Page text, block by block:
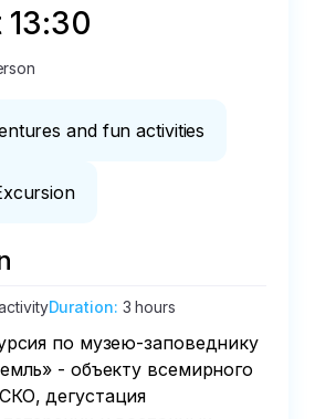
and fun activities
Duration: 3 hours
по музею-заповеднику
- объекту всемирного
дегустация